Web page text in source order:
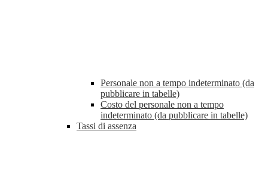
Personale non a tempo indeterminato (da
pubblicare in tabelle)
Costo del personale non a tempo
indeterminato (da pubblicare in tabelle)
Tassi di assenza